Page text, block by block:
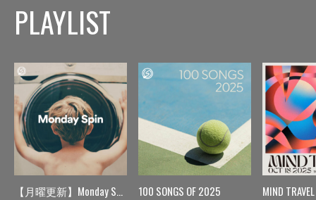
PLAYLIST
【月曜更新】Monday Spin 100 SONGS OF 2025 MIND TRAVEL